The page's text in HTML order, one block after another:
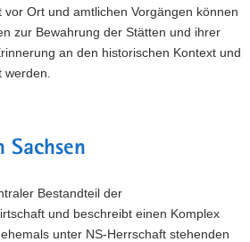
Ort und amtlichen Vorgängen können
zur Bewahrung der Stätten und ihrer
an den historischen Kontext und
werden.
Sachsen
Bestandteil der
und beschreibt einen Komplex
unter NS-Herrschaft stehenden